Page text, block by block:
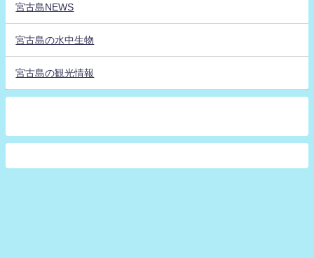
宮古島NEWS
宮古島の水中生物
宮古島の観光情報